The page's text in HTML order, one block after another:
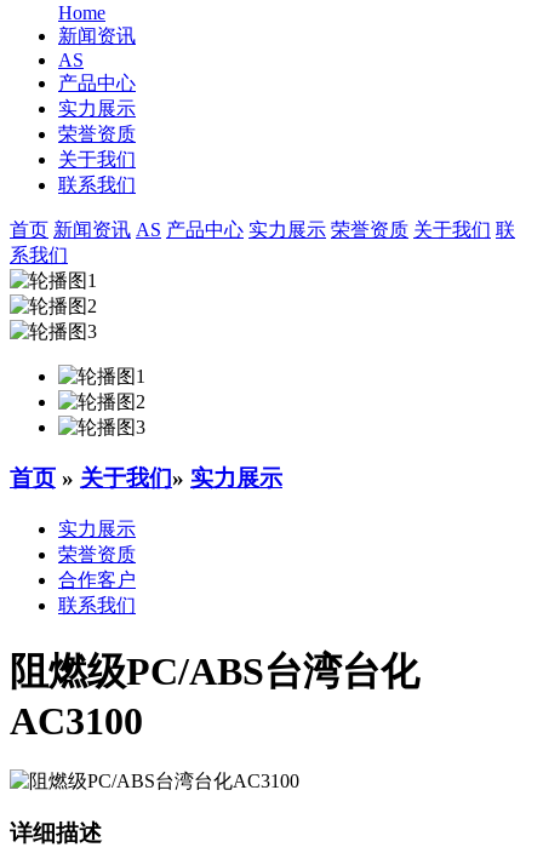
Home
新闻资讯
AS
产品中心
实力展示
荣誉资质
关于我们
联系我们
首页 新闻资讯 AS 产品中心 实力展示 荣誉资质 关于我们 联
系我们
首页 » 关于我们» 实力展示
实力展示
荣誉资质
合作客户
联系我们
阻燃级PC/ABS台湾台化
AC3100
详细描述